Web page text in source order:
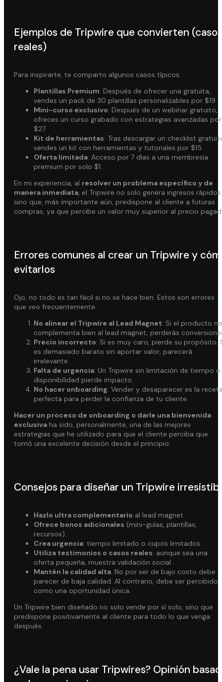
Ejemplos de Tripwire que convierten (casos
reales)
Para inspirarte, te comparto algunos casos típicos:
Plantillas Premium: Después de ofrecer una gratuita,
vendes un pack de 30 plantillas personalizables por $19.
Mini-curso exclusivo: Después de un webinar gratuito,
ofreces un curso grabado con estrategias avanzadas por
$27.
Kit de herramientas: Tras descargar un checklist
vendes un kit con herramientas y tutoriales por $15.
Oferta limitada: Acceso por 7 días a una membresía
premium por solo $1.
En mi experiencia, al resolver un problema específico y de
manera inmediata, el Tripwire no solo genera ingresos rápidos
sino que, más importante aún, predispone al cliente a futuras
compras, ya que percibe un valor muy superior al precio
Errores comunes al crear un Tripwire y
evitarlos
Ojo, no todo es tan fácil si no se hace bien. Estos son errores
que veo frecuentemente:
No alinear el Tripwire al Lead Magnet: Si el producto no
complementa bien al lead magnet, perderás
Precio incorrecto: Si es muy caro, pierde su propósito.
es demasiado barato sin aportar valor, parecerá
irrelevante.
Falta de urgencia: Un Tripwire sin limitación de tiempo o
disponibilidad pierde impacto.
No hacer onboarding: Vender y desaparecer es la
perfecta para perder la confianza de tu cliente.
Hacer un proceso de onboarding o darle una bienvenida
exclusiva ha sido, personalmente, una de las mejores
estrategias que he utilizado para que el cliente perciba que
tomó una excelente decisión desde el principio.
Consejos para diseñar un Tripwire
Hazlo ultra complementario al lead magnet.
Ofrece bonos adicionales (mini-guías, plantillas,
recursos).
Crea urgencia: tiempo limitado o cupos limitados.
Utiliza testimonios o casos reales: aunque sea una
oferta pequeña, muestra validación social.
Mantén la calidad alta: No por ser de bajo costo debe
parecer de baja calidad. Al contrario, debe ser percibido
como una oportunidad única.
Un Tripwire bien diseñado no solo vende por sí solo, sino que
predispone positivamente al cliente para todo lo que venga
después.
¿Vale la pena usar Tripwires? Opinión